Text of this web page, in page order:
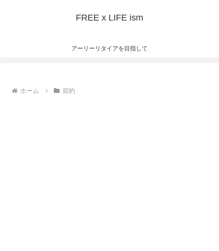
FREE x LIFE ism
アーリーリタイアを目指して
ホーム 節約